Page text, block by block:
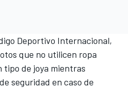
Deportivo Internacional,
que no utilicen ropa
de joya mientras
seguridad en caso de